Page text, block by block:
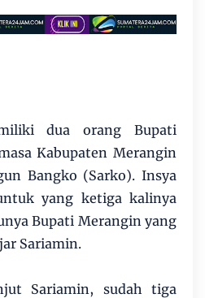
dua orang Bupati
Kabupaten Merangin
Bangko (Sarko). Insya
yang ketiga kalinya
Bupati Merangin yang
Sariamin.
Sariamin, sudah tiga